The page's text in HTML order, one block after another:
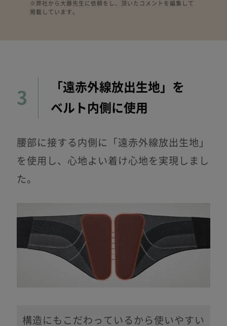
※弊社から大藤先生に依頼をし、頂いたコメントを編集して
掲載しています。
3
「遠赤外線放出生地」を
ベルト内側に使用
腰部に接する内側に「遠赤外線放出生地」
を使用し、心地よい着け心地を実現しまし
た。
構造にもこだわっているから使いやすい